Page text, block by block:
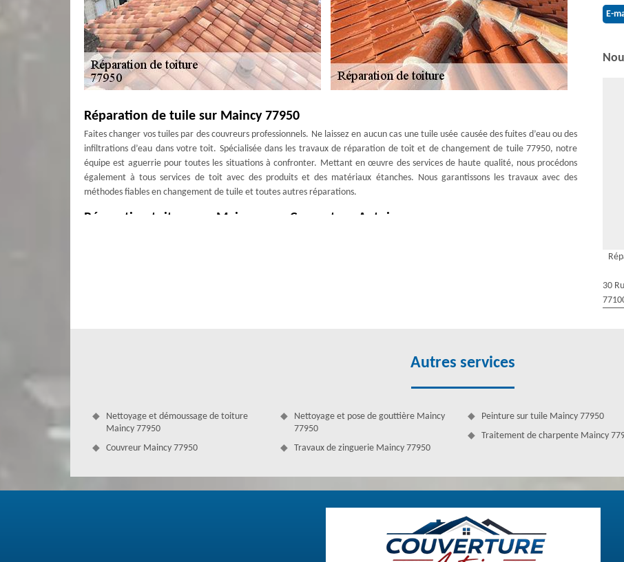
Réparation de tuile sur Maincy 77950
Faites changer vos tuiles par des couvreurs professionnels. Ne laissez en aucun cas une tuile usée causée des fuites d’eau ou des
infiltrations d’eau dans votre toit. Spécialisée dans les travaux de réparation de toit et de changement de tuile 77950, notre
équipe est aguerrie pour toutes les situations à confronter. Mettant en œuvre des services de haute qualité, nous procédons
également à tous services de toit avec des produits et des matériaux étanches. Nous garantissons les travaux avec des
méthodes fiables en changement de tuile et toutes autres réparations.
Réparation toiture sur Maincy avec Couverture Antoine
La pose d'une tuile de rive est indispensable afin de protéger les côtés de la toiture. Elle permet en effet de rediriger
l'écoulement des eaux de pluie vers les gouttières. Ces tuiles de rive sont indispensables pour assurer l’étanchéité de la toiture.
Elles évitent les infiltrations d’eau dans le toit et protègent également les rives de la toiture. Ainsi si vos tuiles sont
endommagées, il est conseillé de faire appel pour les réparations nécessaires. Couverture Antoine est spécialiste en réparation
E-
30
Autres services
Nettoyage et démoussage de toiture
Maincy 77950
Couvreur Maincy 77950
Nettoyage et pose de gouttière Maincy
77950
Travaux de zinguerie Maincy 77950
Peinture sur tuile Maincy 77950
Traitement de charpente Maincy